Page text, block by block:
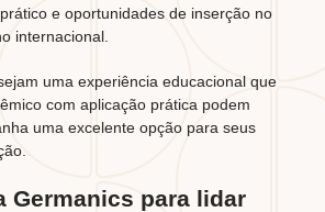
e oportunidades de inserção no
internacional.
uma experiência educacional que
com aplicação prática podem
uma excelente opção para seus
Germanics para lidar